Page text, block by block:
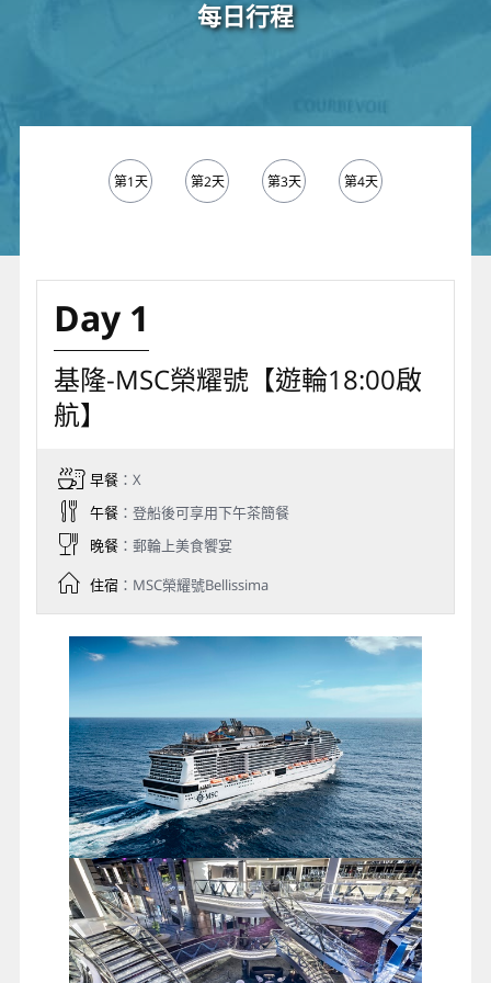
每日行程
第1天 第2天 第3天 第4天
Day 1
基隆-MSC榮耀號【遊輪18:00啟
航】
早餐：X
午餐：登船後可享用下午茶簡餐
晚餐：郵輪上美食饗宴
住宿：MSC榮耀號Bellissima